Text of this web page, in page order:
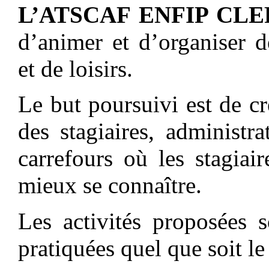
L’ATSCAF ENFIP
d’animer et d’organiser
et de loisirs.
Le but poursuivi est de
des stagiaires,
carrefours où les
mieux se connaître.
Les activités proposées
pratiquées quel que soit